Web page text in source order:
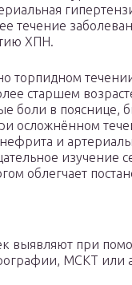
течение
ХПН.
торпидном
старшем
боли в пояснице,
осложнённом
и
изучение
облегчает
выявляют при
МСКТ или